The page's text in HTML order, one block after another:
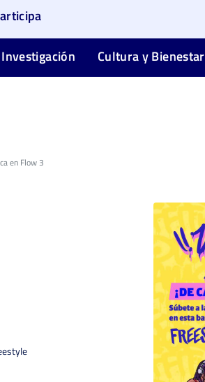
Investigación Cultura y Bienestar
en Flow 3